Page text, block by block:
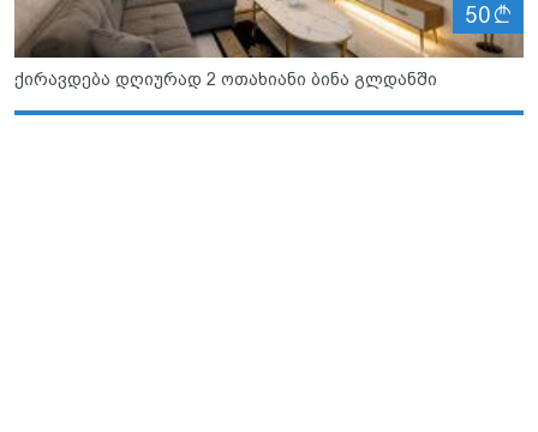
50
ქირავდება დღიურად 2 ოთახიანი ბინა გლდანში